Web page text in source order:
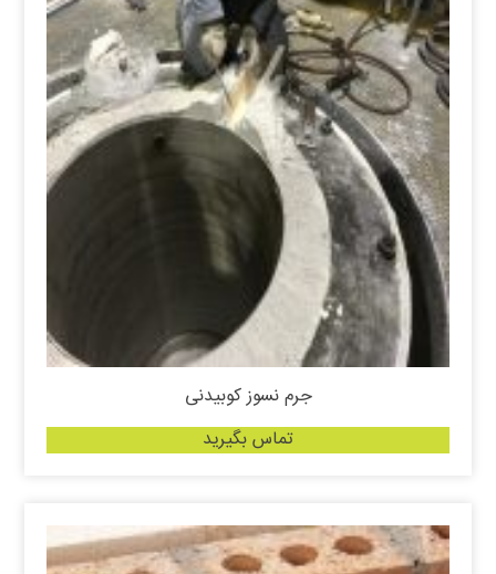
جرم نسوز کوبیدنی
تماس بگیرید